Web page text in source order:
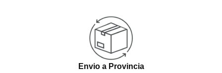
Envio a Provincia